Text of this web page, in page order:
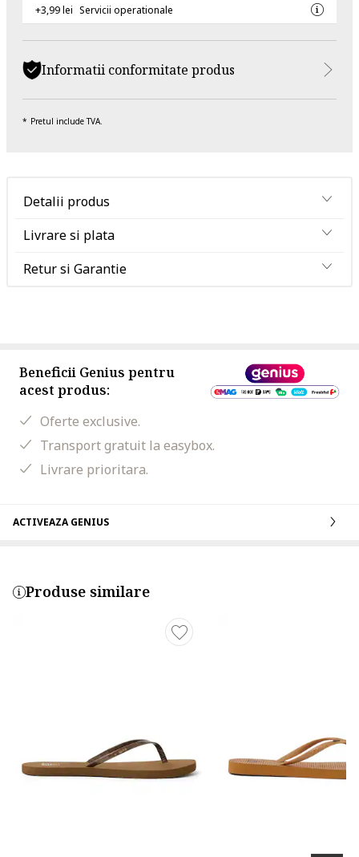
+3,99 lei Servicii operationale
Informatii conformitate produs
Pretul include TVA.
Detalii produs
Livrare si plata
Retur si Garantie
Beneficii Genius pentru
acest produs:
Oferte exclusive.
Transport gratuit la easybox.
Livrare prioritara.
ACTIVEAZA GENIUS
Produse similare